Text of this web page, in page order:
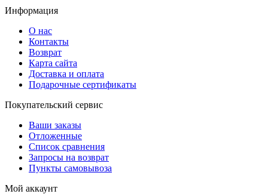
Информация
О нас
Контакты
Возврат
Карта сайта
Доставка и оплата
Подарочные сертификаты
Покупательский сервис
Ваши заказы
Отложенные
Список сравнения
Запросы на возврат
Пункты самовывоза
Мой аккаунт